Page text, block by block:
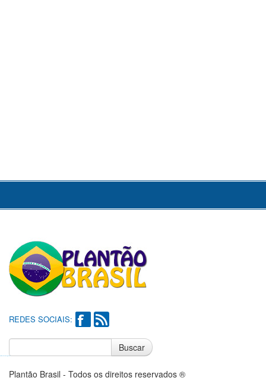
REDES SOCIAIS:
Buscar
Plantão Brasil - Todos os direitos reservados ®